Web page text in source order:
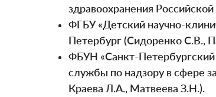
здравоохранения
ФГБУ «Детский научно-
Петербург (Сидоренко С.В.,
ФБУН «Санкт-Петербургский
службы по надзору в сфере
Краева Л.А., Матвеева З.Н.).